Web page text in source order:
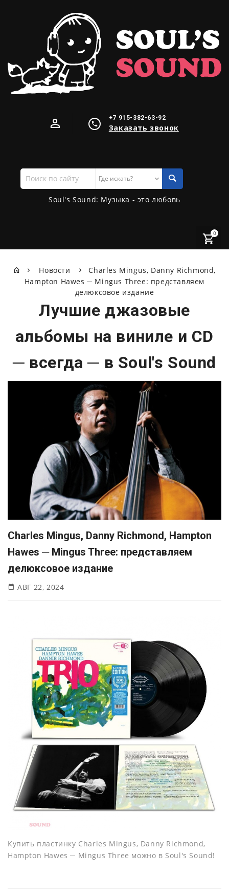
+7 915-382-63-92
Заказать звонок
Поиск
по
сайту
Soul's Sound: Музыка - это любовь
0
Новости
Charles Mingus, Danny Richmond,
Hampton Hawes ─ Mingus Three: представляем
делюксовое издание
Лучшие джазовые
альбомы на виниле и CD
─ всегда ─ в Soul's Sound
Charles Mingus, Danny Richmond, Hampton
Hawes ─ Mingus Three: представляем
делюксовое издание
АВГ 22, 2024
Купить пластинку Charles Mingus, Danny Richmond,
Hampton Hawes ─ Mingus Three можно в Soul's Sound!